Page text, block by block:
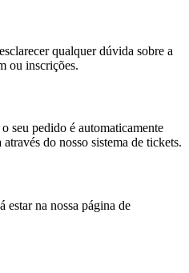
qualquer dúvida sobre a
ou inscrições.
seu pedido é automaticamente
do nosso sistema de tickets.
estar na nossa página de